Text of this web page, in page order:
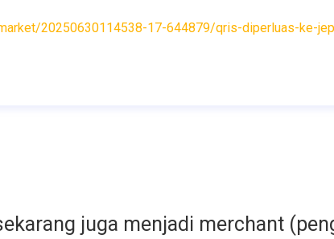
20250630114538-17-644879/qris-diperluas-ke-
juga menjadi merchant